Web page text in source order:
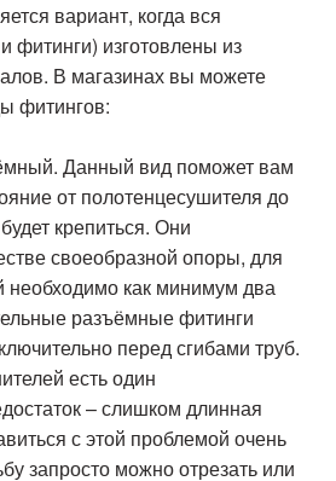
вариант, когда вся
фитинги) изготовлены из
В магазинах вы можете
фитингов:
Данный вид поможет вам
от полотенцесушителя до
крепиться. Они
своеобразной опоры, для
необходимо как минимум два
разъёмные фитинги
перед сгибами труб.
есть один
– слишком длинная
с этой проблемой очень
запросто можно отрезать или